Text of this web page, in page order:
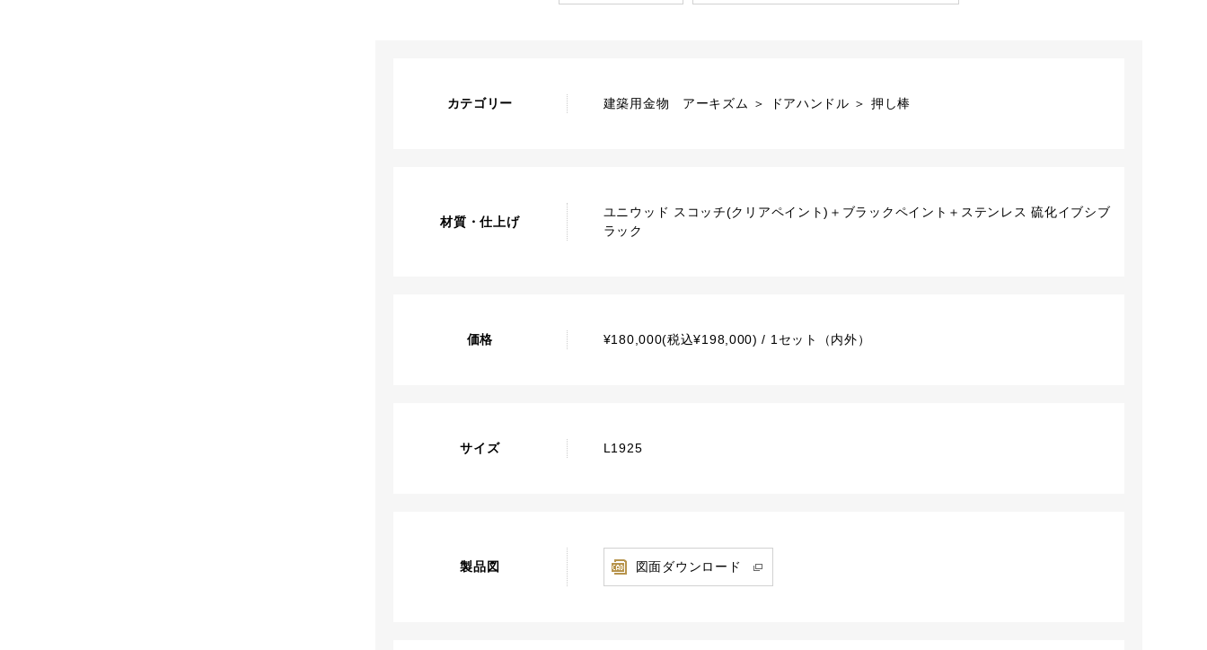
カテゴリー 建築用金物 アーキズム ＞ ドアハンドル ＞ 押し棒
材質・仕上げ
ユニウッド スコッチ(クリアペイント)＋ブラックペイント＋ステンレス 硫化イブシブ
ラック
価格 ¥180,000(税込¥198,000) / 1セット（内外）
サイズ L1925
製品図 図面ダウンロード